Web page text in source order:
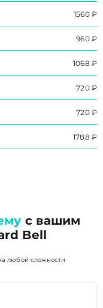
1560 ₽
960 ₽
1068 ₽
720 ₽
720 ₽
1788 ₽
с вашим
Bell
любой сложности